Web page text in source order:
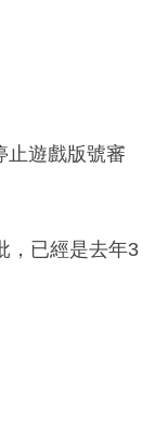
止遊戲版號審
，已經是去年3